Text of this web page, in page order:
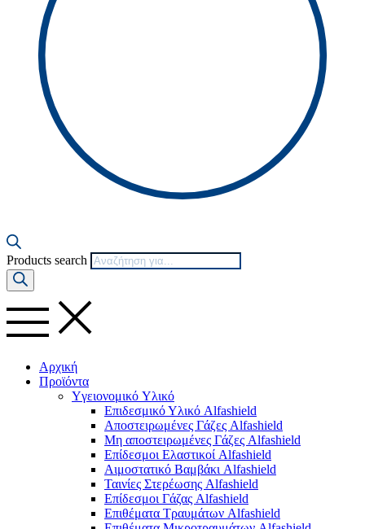
Products search
Αρχική
Προϊόντα
Yγειονομικό Yλικό
Επιδεσμικό Υλικό Alfashield
Αποστειρωμένες Γάζες Alfashield
Μη αποστειρωμένες Γάζες Alfashield
Επίδεσμοι Ελαστικοί Alfashield
Αιμοστατικό Βαμβάκι Alfashield
Ταινίες Στερέωσης Alfashield
Επίδεσμοι Γάζας Alfashield
Επιθέματα Τραυμάτων Alfashield